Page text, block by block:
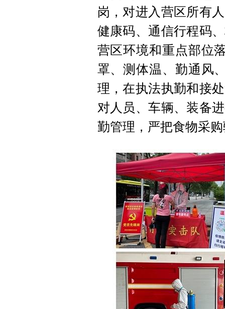
岗，对进入营区所有
健康码、通信行程码
营区环境和重点部位
罩、测体温、勤通风
理，在执法执勤和接
对人员、车辆、装备
勤管理，严把食物采